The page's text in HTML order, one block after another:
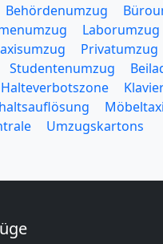
Behördenumzug
Laborumzug
Privatumzug
Studentenumzug
Halteverbotszone
Möbeltaxi
Umzugskartons